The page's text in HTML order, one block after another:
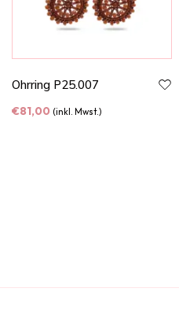
Ohrring P25.007
€81,00 (inkl. Mwst.)